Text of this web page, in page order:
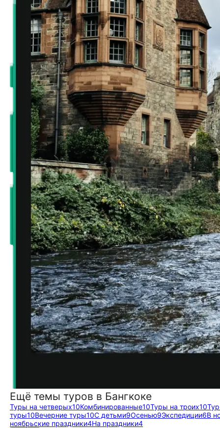
Ещё темы туров в Бангкоке
Туры на четверых10Комбинированные10Туры на троих10
туры10Вечерние туры10С детьми9Осенью9Экспедиции6В
ноябрьские праздники4На праздники4